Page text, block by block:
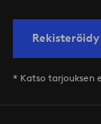
Rekisteröidy
* Katso tarjouksen